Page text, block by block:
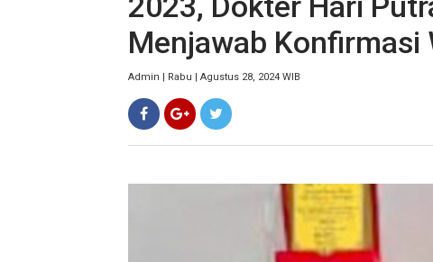
Menjawab Konfirmasi
Admin | Rabu | Agustus 28, 2024 WIB